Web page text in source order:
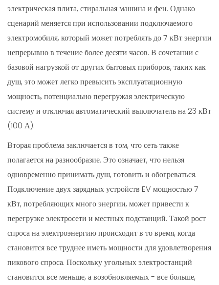
электрическая плита, стиральная машина и фен. Однако
сценарий меняется при использовании подключаемого
электромобиля, который может потреблять до 7 кВт энергии
непрерывно в течение более десяти часов. В сочетании с
базовой нагрузкой от других бытовых приборов, таких как
душ, это может легко превысить эксплуатационную
мощность, потенциально перегружая электрическую
систему и отключая автоматический выключатель на 23 кВт
(100 А).
Вторая проблема заключается в том, что сеть также
полагается на разнообразие. Это означает, что нельзя
одновременно принимать душ, готовить и обогреваться.
Подключение двух зарядных устройств EV мощностью 7
кВт, потребляющих много энергии, может привести к
перегрузке электросети и местных подстанций. Такой рост
спроса на электроэнергию происходит в то время, когда
становится все труднее иметь мощности для удовлетворения
пикового спроса. Поскольку угольных электростанций
становится все меньше, а возобновляемых - все больше,